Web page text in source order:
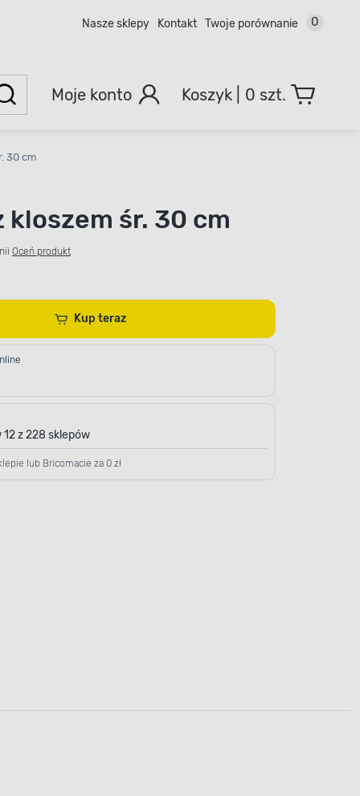
Nasze sklepy Kontakt Twoje porównanie 0
Moje konto 0 szt.
30 cm
kloszem śr. 30 cm
Oceń produkt
Kup teraz
z 228 sklepów
lub Bricomacie za 0 zł